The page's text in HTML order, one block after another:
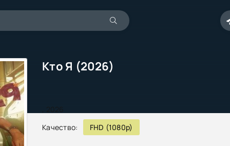
Кто Я (2026)
2026
Качество:
FHD (1080p)